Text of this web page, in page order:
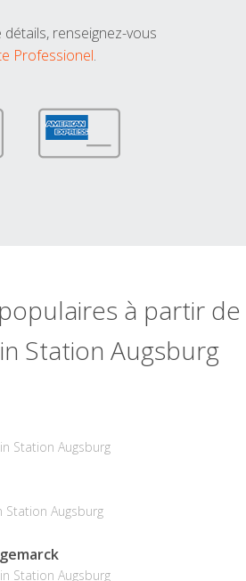
détails, renseignez-vous
Professionel.
à partir de
Station Augsburg
Station Augsburg
Station Augsburg
Station Augsburg